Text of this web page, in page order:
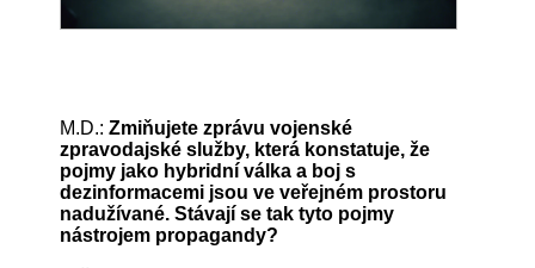
M.D.: Zmiňujete zprávu vojenské
zpravodajské služby, která konstatuje, že
pojmy jako hybridní válka a boj s
dezinformacemi jsou ve veřejném prostoru
nadužívané. Stávají se tak tyto pojmy
nástrojem propagandy?